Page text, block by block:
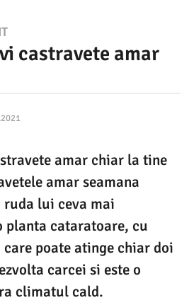
castravete amar
0
.
2
0
2
amar chiar la tine
amar seamana
lui ceva mai
planta cataratoare, cu
poate atinge chiar doi
carcei si este o
climatul cald.